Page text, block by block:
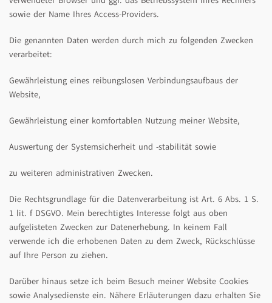
sowie der Name Ihres Access-Providers.
Die genannten Daten werden durch mich zu folgenden Zwecken
verarbeitet:
Gewährleistung eines reibungslosen Verbindungsaufbaus der
Website,
Gewährleistung einer komfortablen Nutzung meiner Website,
Auswertung der Systemsicherheit und -stabilität sowie
zu weiteren administrativen Zwecken.
Die Rechtsgrundlage für die Datenverarbeitung ist Art. 6 Abs. 1 S.
1 lit. f DSGVO. Mein berechtigtes Interesse folgt aus oben
aufgelisteten Zwecken zur Datenerhebung. In keinem Fall
verwende ich die erhobenen Daten zu dem Zweck, Rückschlüsse
auf Ihre Person zu ziehen.
Darüber hinaus setze ich beim Besuch meiner Website Cookies
sowie Analysedienste ein. Nähere Erläuterungen dazu erhalten Sie